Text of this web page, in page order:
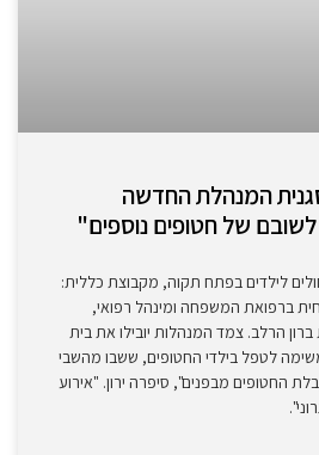
המנהלת החדשה
של חטופים נוספים"
לילדים בפתח תקוה, מקבוצת כללית:
ברפואת המשפחה ומינהל רפואי,
הרלב. צמד המנהלות יובילו את בית
לטפל בילדי החטופים, ששבו מהשבי
החטופים מבפנים", סיפרה ירון. "אירוע